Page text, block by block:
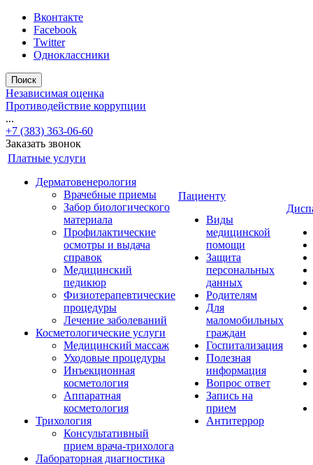
Вконтакте
Facebook
Twitter
Одноклассники
Поиск
Независимая оценка
Противодействие коррупции
...
+7 (383) 363-06-60
Заказать звонок
Платные услуги
Дерматовенерология
Врачебные приемы
Забор биологического
материала
Профилактические
осмотры и выдача
справок
Медицинский
педикюр
Физиотерапевтические
процедуры
Лечение заболеваний
Косметологические услуги
Медицинский массаж
Уходовые процедуры
Инъекционная
косметология
Аппаратная
косметология
Трихология
Консультативный
прием врача-трихолога
Лабораторная диагностика
Пациенту
Виды
медицинской
помощи
Защита
персональных
данных
Родителям
Для
маломобильных
граждан
Госпитализация
Полезная
информация
Вопрос ответ
Запись на
прием
Антитеррор